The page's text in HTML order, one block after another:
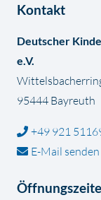
Kontakt
Deutscher
e.V.
95444 Bayreuth
+49 921
E-Mail senden